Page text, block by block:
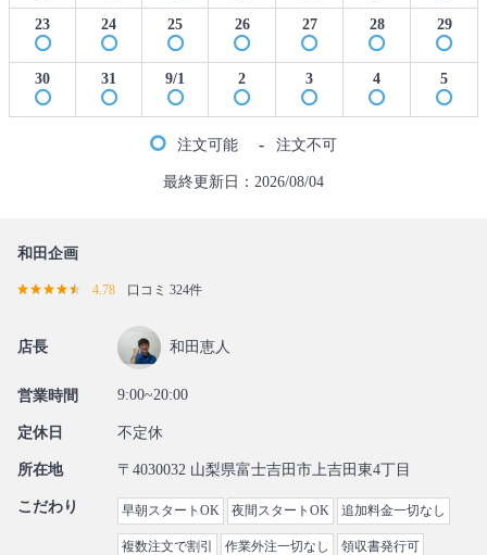
23 24 25 26 27 28 29
30 31 9/1 2 3 4 5
注文可能 - 注文不可
最終更新日：2026/08/04
和田企画
4.78 口コミ 324件
店長 和田恵人
営業時間 9:00~20:00
定休日 不定休
所在地 〒4030032 山梨県富士吉田市上吉田東4丁目
こだわり 早朝スタートOK 夜間スタートOK 追加料金一切なし
複数注文で割引 作業外注一切なし 領収書発行可